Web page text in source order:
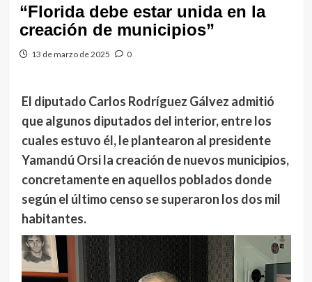
“Florida debe estar unida en la
creación de municipios”
13 de marzo de 2025 0
El diputado Carlos Rodríguez Gálvez admitió
que algunos diputados del interior, entre los
cuales estuvo él, le plantearon al presidente
Yamandú Orsi la creación de nuevos municipios,
concretamente en aquellos poblados donde
según el último censo se superaron los dos mil
habitantes.